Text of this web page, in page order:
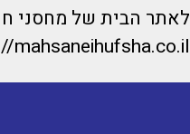
לאתר הבית של מחסני
mahsaneihufsha.co.il/